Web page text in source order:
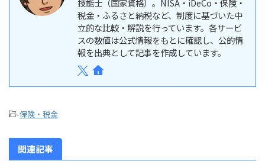
技能士（国家資格）。NISA・iDeCo・保険・
税金・ふるさと納税など、制度に基づいた中
立的な比較・解説を行っています。各サービ
スの数値は公式情報をもとに確認し、公的情
報を出典として記事を作成しています。
-保険・税金
関連記事